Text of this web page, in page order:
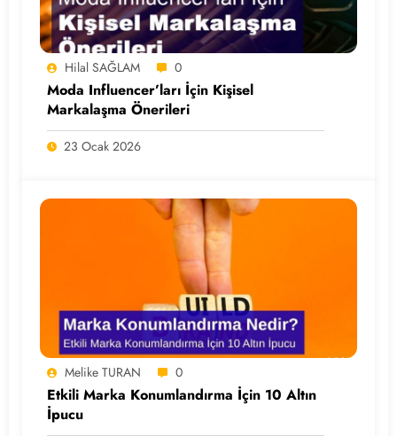
Hilal SAĞLAM 0
Moda Influencer’ları İçin Kişisel
Markalaşma Önerileri
23 Ocak 2026
Melike TURAN 0
Etkili Marka Konumlandırma İçin 10 Altın
İpucu